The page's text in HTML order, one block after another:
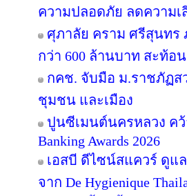
ความปลอดภัย ลดความเ
ศุภาลัย คราม ศรีสุนทร
กว่า 600 ล้านบาท สะท้อน
กคช. จับมือ ม.ราชภัฏ
ชุมชน และเมือง
ปูนซีเมนต์นครหลวง คว้
Banking Awards 2026
เอสบี ดีไซน์สแควร์ ดูแ
จาก De Hygienique